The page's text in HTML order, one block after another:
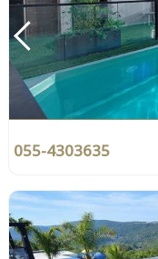
055-4303635